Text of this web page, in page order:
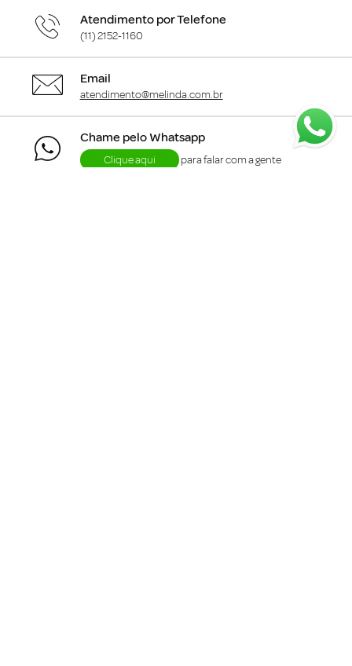
Atendimento por Telefone
(11) 2152-1160
Email
atendimento@melinda.com.br
Chame pelo Whatsapp
Clique aqui para falar com a gente